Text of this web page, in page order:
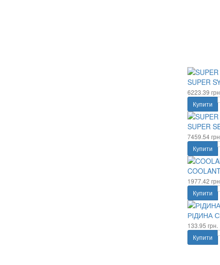
SUPER
6223.39
Купити
SUPER
7459.54
Купити
1977.42
Купити
РІДИНА
133.95 грн.
Купити